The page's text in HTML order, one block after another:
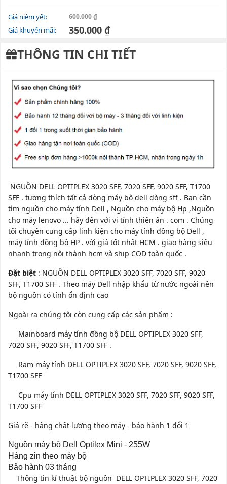
Giá niêm yết: 600.000 ₫
Giá khuyến mãi: 350.000 ₫
THÔNG TIN CHI TIẾT
NGUỒN DELL OPTIPLEX 3020 SFF, 7020 SFF, 9020 SFF, T1700
SFF . tương thích tất cả dòng máy bộ dell dòng sff . Bạn cần
tìm nguồn cho máy tính Dell , Nguồn cho máy bộ Hp ,Nguồn
cho máy lenovo ... hãy đến với vi tính thiên ấn . com . Chúng
tôi chuyên cung cấp linh kiện cho máy tính đồng bộ Dell ,
máy tính đồng bộ HP . với giá tốt nhất HCM . giao hàng siêu
nhanh trong nội thành hcm và ship COD toàn quốc .
Đặt biệt : NGUỒN DELL OPTIPLEX 3020 SFF, 7020 SFF, 9020
SFF, T1700 SFF . Theo máy Dell nhập khẩu từ nước ngoài nên
bộ nguồn có tính ổn định cao
Ngoài ra chúng tôi còn cung cấp các sản phẩm :
Mainboard máy tính đồng bộ DELL OPTIPLEX 3020 SFF,
7020 SFF, 9020 SFF, T1700 SFF .
Ram máy tính DELL OPTIPLEX 3020 SFF, 7020 SFF, 9020 SFF,
T1700 SFF
Cpu máy tính DELL OPTIPLEX 3020 SFF, 7020 SFF, 9020 SFF,
T1700 SFF
Giá rẽ - hàng chất lượng theo máy - bảo hành 1 đổi 1
Nguồn máy bộ Dell Optilex Mini - 255W
Hàng zin theo máy bộ
Bảo hành 03 tháng
Thông tin kỉ thuật bộ nguồn DELL OPTIPLEX 3020 SFF, 7020